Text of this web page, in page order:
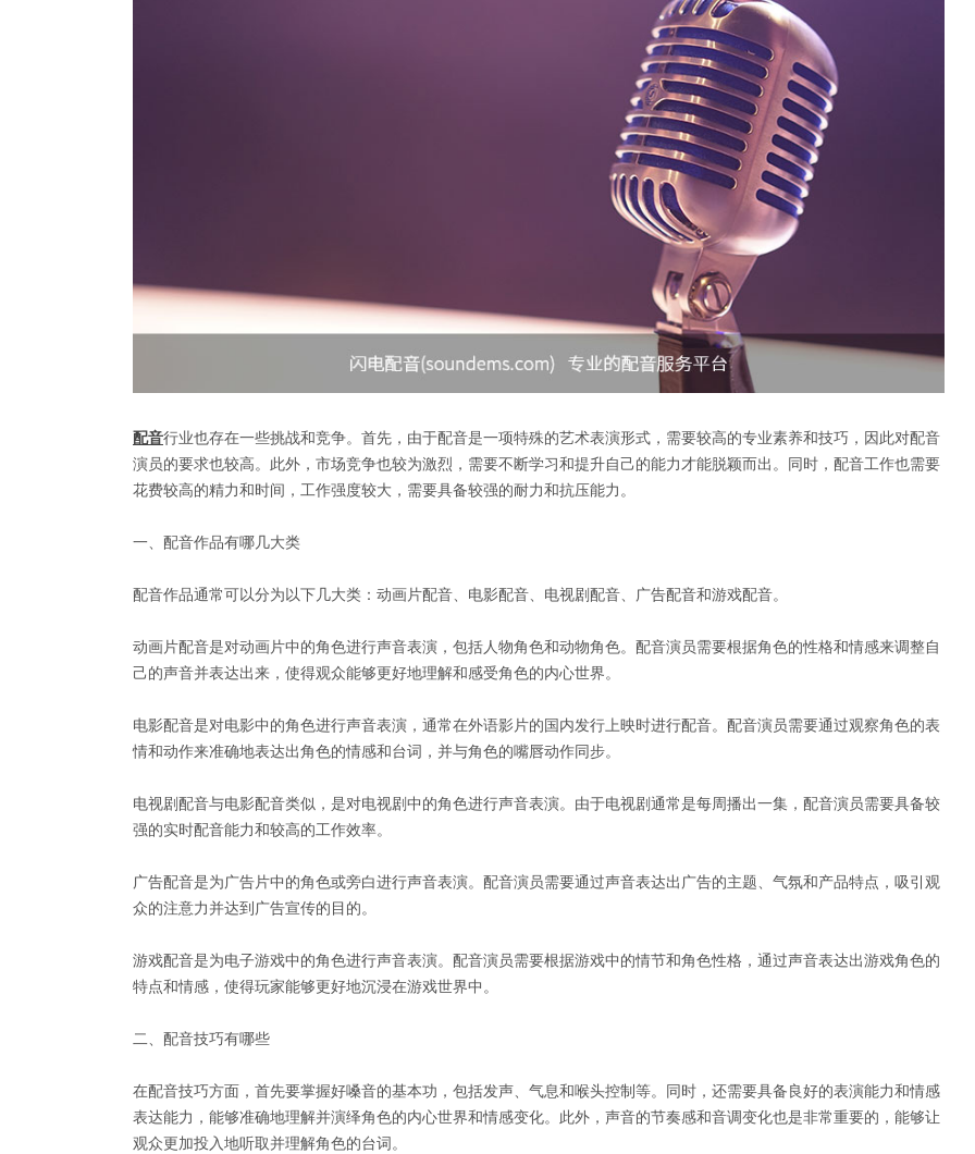
配音行业也存在一些挑战和竞争。首先，由于配音是一项特殊的艺术表演形式，需要较高的专业素养和技巧，因此对配音
演员的要求也较高。此外，市场竞争也较为激烈，需要不断学习和提升自己的能力才能脱颖而出。同时，配音工作也需要
花费较高的精力和时间，工作强度较大，需要具备较强的耐力和抗压能力。
一、配音作品有哪几大类
配音作品通常可以分为以下几大类：动画片配音、电影配音、电视剧配音、广告配音和游戏配音。
动画片配音是对动画片中的角色进行声音表演，包括人物角色和动物角色。配音演员需要根据角色的性格和情感来调整自
己的声音并表达出来，使得观众能够更好地理解和感受角色的内心世界。
电影配音是对电影中的角色进行声音表演，通常在外语影片的国内发行上映时进行配音。配音演员需要通过观察角色的表
情和动作来准确地表达出角色的情感和台词，并与角色的嘴唇动作同步。
电视剧配音与电影配音类似，是对电视剧中的角色进行声音表演。由于电视剧通常是每周播出一集，配音演员需要具备较
强的实时配音能力和较高的工作效率。
广告配音是为广告片中的角色或旁白进行声音表演。配音演员需要通过声音表达出广告的主题、气氛和产品特点，吸引观
众的注意力并达到广告宣传的目的。
游戏配音是为电子游戏中的角色进行声音表演。配音演员需要根据游戏中的情节和角色性格，通过声音表达出游戏角色的
特点和情感，使得玩家能够更好地沉浸在游戏世界中。
二、配音技巧有哪些
在配音技巧方面，首先要掌握好嗓音的基本功，包括发声、气息和喉头控制等。同时，还需要具备良好的表演能力和情感
表达能力，能够准确地理解并演绎角色的内心世界和情感变化。此外，声音的节奏感和音调变化也是非常重要的，能够让
观众更加投入地听取并理解角色的台词。